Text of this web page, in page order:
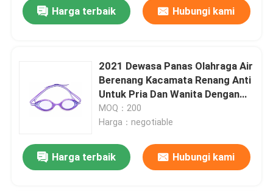
Harga terbaik Hubungi kami
2021 Dewasa Panas Olahraga Air
Berenang Kacamata Renang Anti
Untuk Pria Dan Wanita Dengan
Lensa Anti Kabut UV Jelas
MOQ：200
Harga：negotiable
Harga terbaik Hubungi kami